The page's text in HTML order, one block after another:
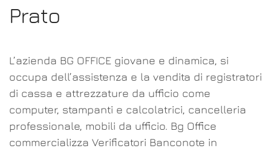
Prato
L’azienda BG OFFICE giovane e dinamica, si
occupa dell’assistenza e la vendita di registratori
di cassa e attrezzature da ufficio come
computer, stampanti e calcolatrici, cancelleria
professionale, mobili da ufficio. Bg Office
commercializza Verificatori Banconote in